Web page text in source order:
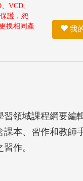
VCD、
護，恕
換相同產
我
領域課程綱要編
本、習作和教師
作。